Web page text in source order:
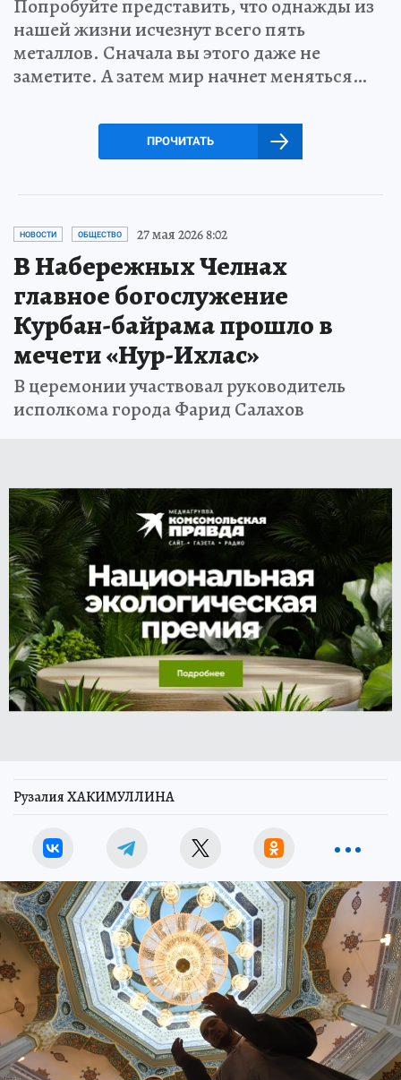
Попробуйте представить, что однажды из
нашей жизни исчезнут всего пять
металлов. Сначала вы этого даже не
заметите. А затем мир начнет меняться…
ПРОЧИТАТЬ
НОВОСТИ ОБЩЕСТВО 27 мая 2026 8:02
В Набережных Челнах
главное богослужение
Курбан-байрама прошло в
мечети «Нур-Ихлас»
В церемонии участвовал руководитель
исполкома города Фарид Салахов
Рузалия ХАКИМУЛЛИНА